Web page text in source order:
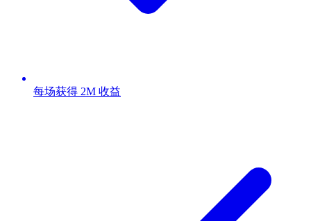
每场获得 2M 收益